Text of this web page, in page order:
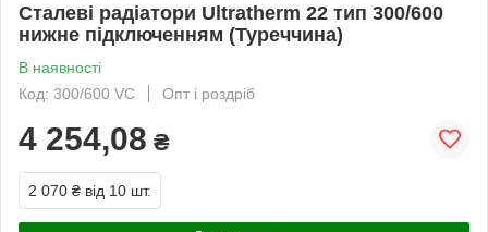
Сталеві радіатори Ultratherm 22 тип 300/600
нижне підключенням (Туреччина)
В наявності
Код: 300/600 VC
Опт і роздріб
4 254,08 ₴
2 070 ₴ від 10 шт.